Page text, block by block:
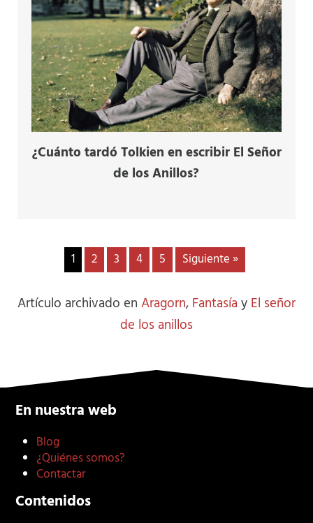
¿Cuánto tardó Tolkien en escribir El Señor
de los Anillos?
1 2 3 4 5 Siguiente »
Artículo archivado en Aragorn, Fantasía y El señor
de los anillos
En nuestra web
Blog
¿Quiénes somos?
Contactar
Contenidos